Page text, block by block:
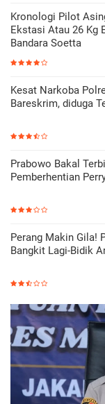
Kronologi Pilot
Ekstasi Atau 26 Kg
Bandara Soetta
Kesat Narkoba
Bareskrim, diduga
Prabowo Bakal
Pemberhentian
Perang Makin Gila!
Bangkit Lagi-Bidik